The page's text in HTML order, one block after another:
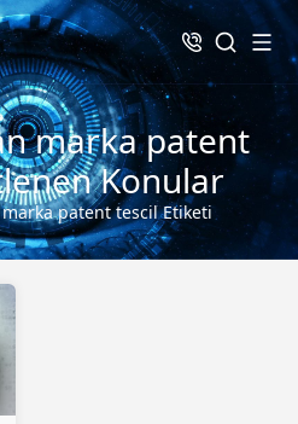
marka patent
Konular
patent tescil Etiketi